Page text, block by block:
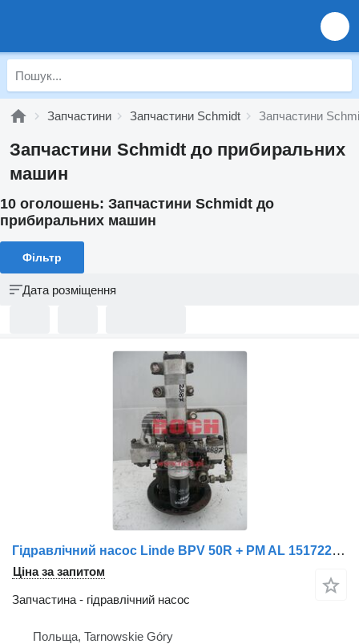
Запчастини Запчастини Schmidt Запчастини
Запчастини Schmidt до прибиральних
машин
10 оголошень: Запчастини Schmidt до
прибиральних машин
Фільтр
Дата розміщення
Гідравлічний насос Linde BPV 50R + PM AL 1517222493 1517222714 до прибиральної машини Schmidt
Ціна за запитом
Запчастина - гідравлічний насос
Польща, Tarnowskie Góry